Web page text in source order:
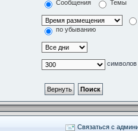
Сообщения Темы
по убыванию
Связаться с